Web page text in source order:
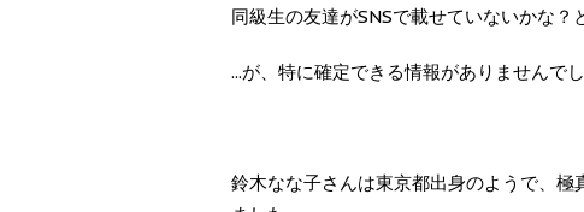
同級生の友達がSNSで載せていないかな？
...が、特に確定できる情報がありませんでし
鈴木なな子さんは東京都出身のようで、